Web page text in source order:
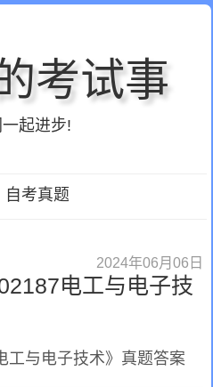
考试事
起进步!
自考真题
2024年06月06日
电工与电子技
工与电子技术》真题答案